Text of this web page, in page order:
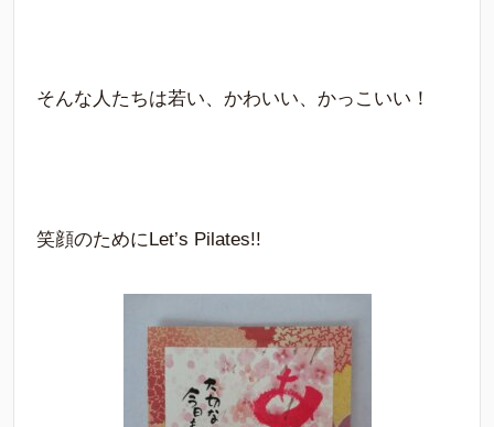
そんな人たちは若い、かわいい、かっこいい！
笑顔のためにLet’s Pilates!!